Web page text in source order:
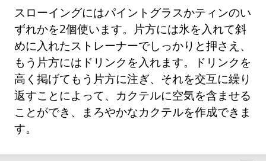
スローイングにはパイントグラスかティンのい
ずれかを2個使います。片方には氷を入れて斜
めに入れたストレーナーでしっかりと押さえ、
もう片方にはドリンクを入れます。ドリンクを
高く掲げてもう片方に注ぎ、それを交互に繰り
返すことによって、カクテルに空気を含ませる
ことができ、まろやかなカクテルを作成できま
す。